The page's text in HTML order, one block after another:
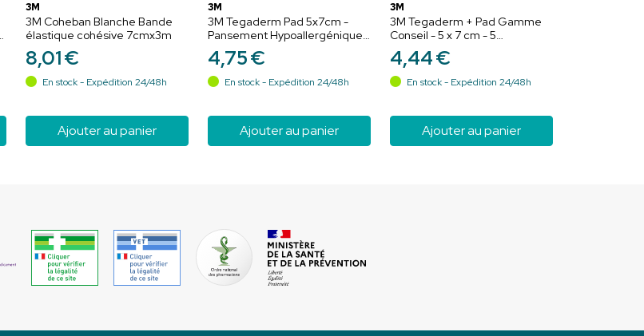
3M
3M Coheban Blanche Bande
élastique cohésive 7cmx3m
8,01€
En stock - Expédition 24/48h
Ajouter au panier
3M
3M Tegaderm Pad 5x7cm -
Pansement Hypoallergénique -
5 pansements
4,75€
En stock - Expédition 24/48h
Ajouter au panier
3M
3M Tegaderm + Pad Gamme
Conseil - 5 x 7 cm - 5
pansements
4,44€
En stock - Expédition 24/48h
Ajouter au panier